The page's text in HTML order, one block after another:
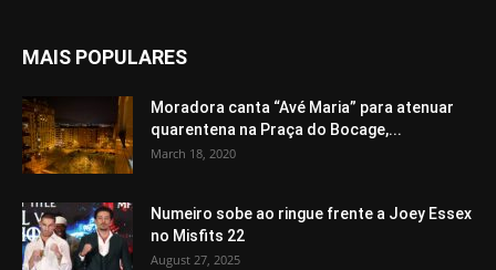
MAIS POPULARES
Moradora canta “Avé Maria” para atenuar
quarentena na Praça do Bocage,...
March 18, 2020
Numeiro sobe ao ringue frente a Joey Essex
no Misfits 22
August 27, 2025